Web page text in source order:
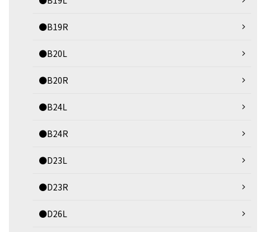
●B19R
●B20L
●B20R
●B24L
●B24R
●D23L
●D23R
●D26L